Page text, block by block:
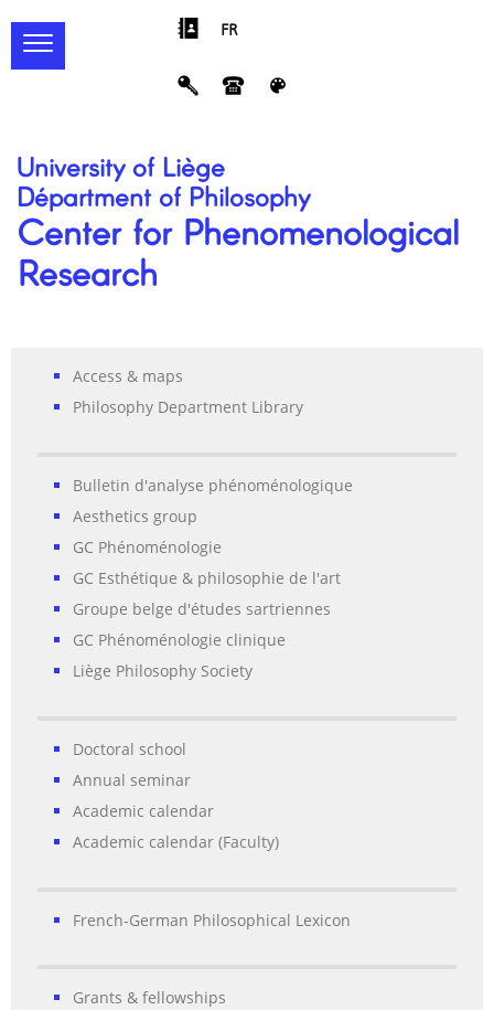
FR
University of Liège
Départment of Philosophy
Center for Phenomenological
Research
Access & maps
Philosophy Department Library
Bulletin d'analyse phénoménologique
Aesthetics group
GC Phénoménologie
GC Esthétique & philosophie de l'art
Groupe belge d'études sartriennes
GC Phénoménologie clinique
Liège Philosophy Society
Doctoral school
Annual seminar
Academic calendar
Academic calendar (Faculty)
French-German Philosophical Lexicon
Grants & fellowships